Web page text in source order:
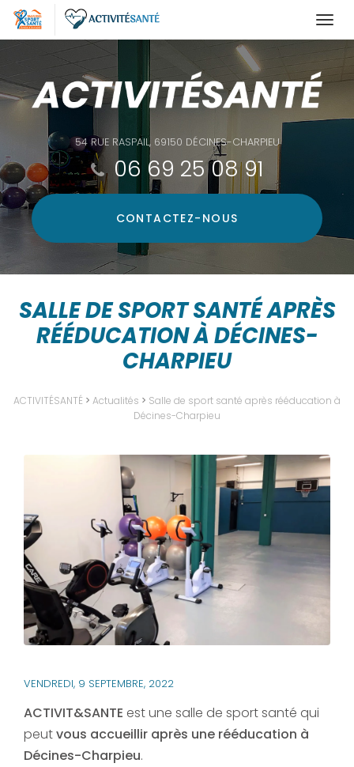
au
contenu
principal
54 RUE RASPAIL, 69150 DÉCINES-CHARPIEU
06 69 25 08 91
CONTACTEZ- NOUS
SALLE DE SPORT SANTÉ APRÈS
RÉÉDUCATION À DÉCINES-
CHARPIEU
ACTIVITÉSANTÉ > Actualités > Salle de sport santé après rééducation à
Décines-Charpieu
VENDREDI, 9 SEPTEMBRE, 2022
ACTIVIT&SANTE est une salle de sport santé qui
peutvous accueillir après une rééducation à
Décines-Charpieu.